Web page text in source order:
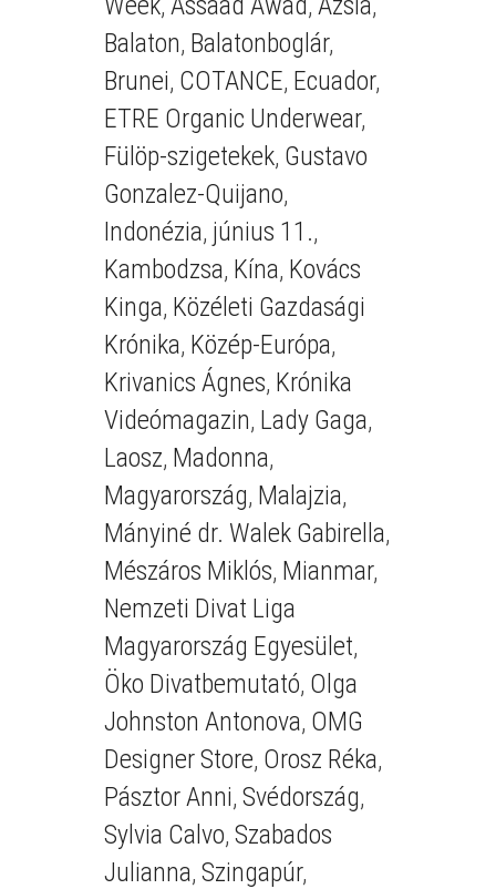
Balaton, Balatonboglár,
Brunei, COTANCE, Ecuador,
ETRE Organic Underwear,
Fülöp-szigetekek, Gustavo
Gonzalez-Quijano,
Indonézia, június 11.,
Kambodzsa, Kína, Kovács
Kinga, Közéleti Gazdasági
Krónika, Közép-Európa,
Krivanics Ágnes, Krónika
Videómagazin, Lady Gaga,
Laosz, Madonna,
Magyarország, Malajzia,
Mányiné dr. Walek Gabirella,
Mészáros Miklós, Mianmar,
Nemzeti Divat Liga
Magyarország Egyesület,
Öko Divatbemutató, Olga
Johnston Antonova, OMG
Designer Store, Orosz Réka,
Pásztor Anni, Svédország,
Sylvia Calvo, Szabados
Julianna, Szingapúr,